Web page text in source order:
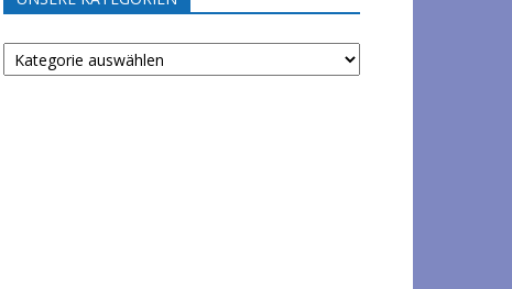
UNSERE
KATEGORIEN